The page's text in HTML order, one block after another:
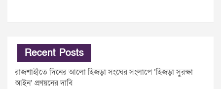
Recent Posts
রাজশাহীতে দিনের আলো হিজড়া সংঘের সংলাপে ‘হিজড়া সুরক্ষা
আইন’ প্রণয়নের দাবি